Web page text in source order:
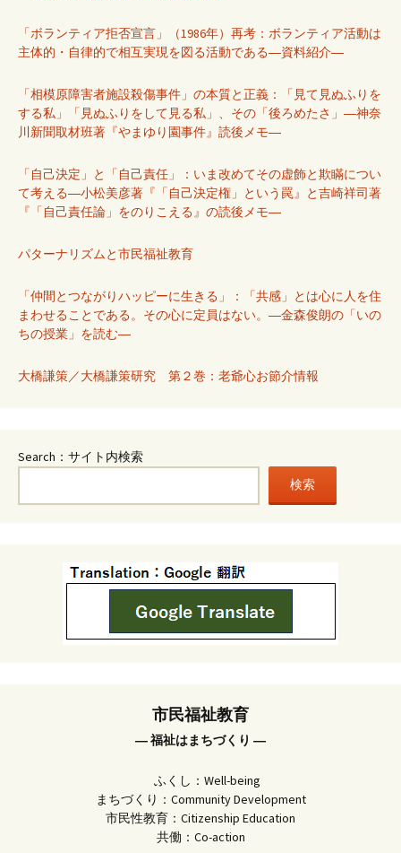
「ボランティア拒否宣言」（1986年）再考：ボランティア活動は
主体的・自律的で相互実現を図る活動である―資料紹介―
「相模原障害者施設殺傷事件」の本質と正義：「見て見ぬふりを
する私」「見ぬふりをして見る私」、その「後ろめたさ」―神奈
川新聞取材班著『やまゆり園事件』読後メモ―
「自己決定」と「自己責任」：いま改めてその虚飾と欺瞞につい
て考える―小松美彦著『「自己決定権」という罠』と吉崎祥司著
『「自己責任論」をのりこえる』の読後メモ―
パターナリズムと市民福祉教育
「仲間とつながりハッピーに生きる」：「共感」とは心に人を住
まわせることである。その心に定員はない。―金森俊朗の「いの
ちの授業」を読む―
大橋謙策／大橋謙策研究 第２巻：老爺心お節介情報
Search：サイト内検索
検索
市民福祉教育
― 福祉はまちづくり ―
ふくし：Well-being
まちづくり：Community Development
市民性教育：Citizenship Education
共働：Co-action